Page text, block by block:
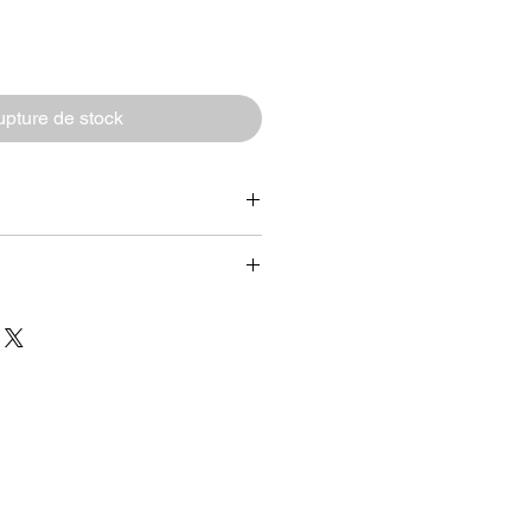
de stock
tenue des couleurs.